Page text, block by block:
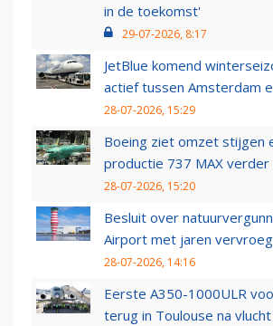
in de toekomst'
29-07-2026, 8:17
JetBlue komend
actief tussen Amsterdam
28-07-2026, 15:29
Boeing ziet omzet stijgen
productie 737 MAX verder
28-07-2026, 15:20
Besluit over
Airport met jaren
28-07-2026, 14:16
Eerste A350-1000ULR
terug in Toulouse na